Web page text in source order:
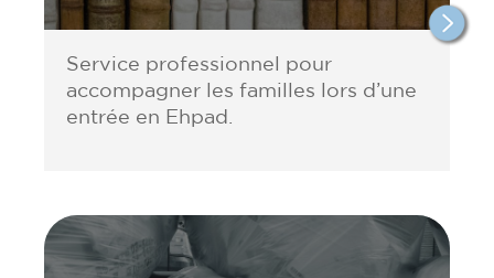
Service professionnel pour
accompagner les familles lors d’une
entrée en Ehpad.